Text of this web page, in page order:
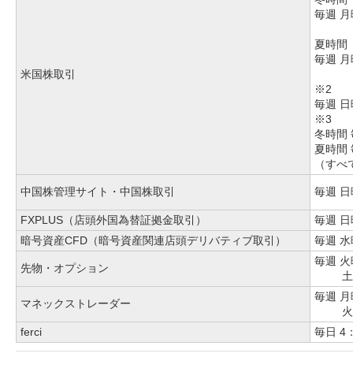
米国株取引
毎週
夏時間
毎週
※2
毎週
※3
冬時間
夏時間
（す
中国株管理サイト・中国株取引 毎週
FXPLUS（店頭外国為替証拠金取引） 毎週
暗号資産CFD（暗号資産関連店頭デリバティブ取引）
毎週 水
先物・オプション
毎週
マネックストレーダー
毎週
ferci
毎日 4